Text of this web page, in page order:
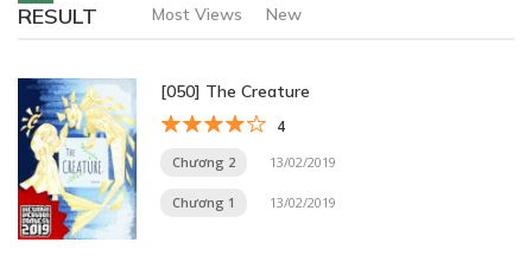
RESULT
Most Views New
[050] The Creature
4
Chương 2 13/02/2019
Chương 1 13/02/2019